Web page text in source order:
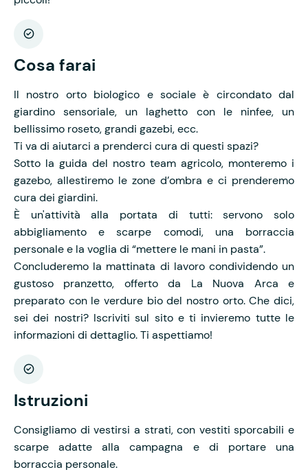
Cosa farai
Il nostro orto biologico e sociale è circondato dal
giardino sensoriale, un laghetto con le ninfee, un
bellissimo roseto, grandi gazebi, ecc.
Ti va di aiutarci a prenderci cura di questi spazi?
Sotto la guida del nostro team agricolo, monteremo i
gazebo, allestiremo le zone d’ombra e ci prenderemo
cura dei giardini.
È un'attività alla portata di tutti: servono solo
abbigliamento e scarpe comodi, una borraccia
personale e la voglia di “mettere le mani in pasta”.
Concluderemo la mattinata di lavoro condividendo un
gustoso pranzetto, offerto da La Nuova Arca e
preparato con le verdure bio del nostro orto. Che dici,
sei dei nostri? Iscriviti sul sito e ti invieremo tutte le
informazioni di dettaglio. Ti aspettiamo!
Istruzioni
Consigliamo di vestirsi a strati, con vestiti sporcabili e
scarpe adatte alla campagna e di portare una
borraccia personale.